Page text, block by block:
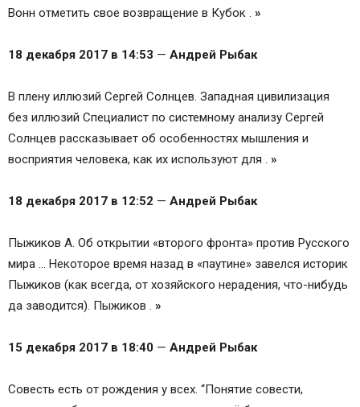
Вонн отметить свое возвращение в Кубок . »
18 декабря 2017 в 14:53 — Андрей Рыбак
В плену иллюзий Сергей Солнцев. Западная цивилизация
без иллюзий Специалист по системному анализу Сергей
Солнцев рассказывает об особенностях мышления и
восприятия человека, как их используют для . »
18 декабря 2017 в 12:52 — Андрей Рыбак
Пыжиков А. Об открытии «второго фронта» против Русского
мира … Некоторое время назад в «паутине» завелся историк
Пыжиков (как всегда, от хозяйского нерадения, что-нибудь
да заводится). Пыжиков . »
15 декабря 2017 в 18:40 — Андрей Рыбак
Совесть есть от рождения у всех. “Понятие совести,